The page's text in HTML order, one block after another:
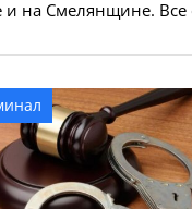
и на Смелянщине. Все